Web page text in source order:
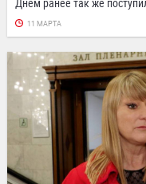
11 МАРТА